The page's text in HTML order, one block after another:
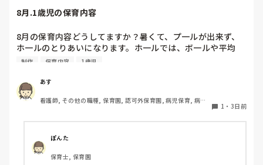
8月.1歳児の保育内容
8月の保育内容どうしてますか？暑くて、プ一ルが出来ず、
ホ一ルのとりあいになります。ホ一ルでは、ボ一ルや平均
台、風船で遊んでいます。製作で、うちわや望遠鏡や風鈴🎐
クラスです、玩具で遊ばせながら、何人かずつよんで、やっ
ています。何か、いいアイデアや、工夫など、何でもいいの
で、教えて下さい。
制作 保育内容 1歳児
あす
看護師, その他の職種, 保育園, 認可外保育園, 病児保育, 病院
1 ・ 3日前
ぽんた
保育士, 保育園